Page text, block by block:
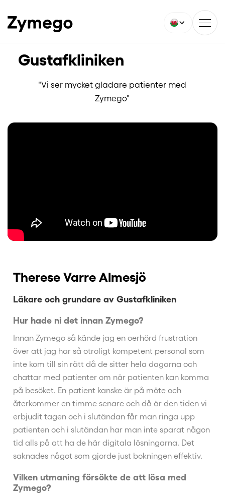
Gustafkliniken
"Vi ser mycket gladare patienter med
Zymego"
Therese Varre Almesjö
Läkare och grundare av Gustafkliniken
Hur hade ni det innan Zymego?
Innan Zymego så kände jag en oerhörd frustration
över att jag har så otroligt kompetent personal som
inte kom till sin rätt då de sitter hela dagarna och
chattar med patienter om när patienten kan komma
på besöket. En patient kanske är på möte och
återkommer en timme senare och då är den tiden vi
erbjudit tagen och i slutändan får man ringa upp
patienten och i slutändan har man inte sparat någon
tid alls på att ha de här digitala lösningarna. Det
saknades något som gjorde just bokningen effektiv.
Vilken utmaning försökte de att lösa med
Zymego?